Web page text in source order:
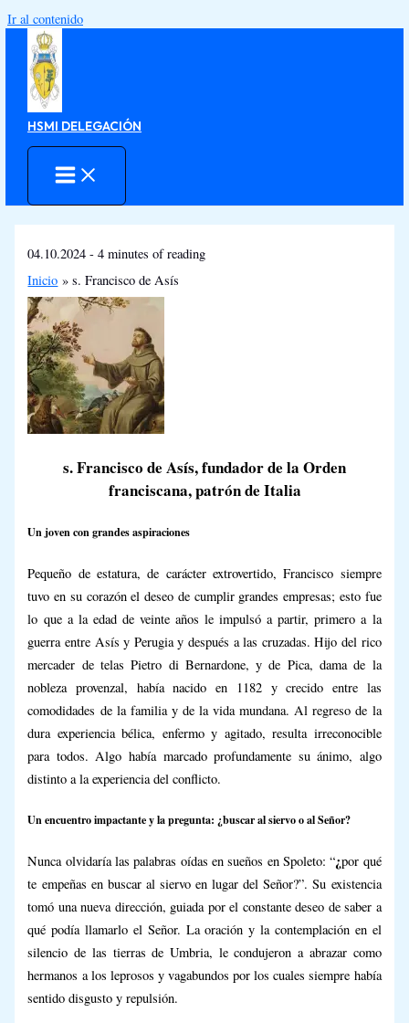
Ir al contenido
HSMI DELEGACIÓN
04.10.2024-4 minutes of reading
Inicio
s. Francisco de Asís
s. Francisco de Asís, fundador de la Orden
franciscana, patrón de Italia
Un joven con grandes aspiraciones
Pequeño de estatura, de carácter extrovertido, Francisco siempre
tuvo en su corazón el deseo de cumplir grandes empresas; esto fue
lo que a la edad de veinte años le impulsó a partir, primero a la
guerra entre Asís y Perugia y después a las cruzadas. Hijo del rico
mercader de telas Pietro di Bernardone, y de Pica, dama de la
nobleza provenzal, había nacido en 1182 y crecido entre las
comodidades de la familia y de la vida mundana. Al regreso de la
dura experiencia bélica, enfermo y agitado, resulta irreconocible
para todos. Algo había marcado profundamente su ánimo, algo
distinto a la experiencia del conflicto.
Un encuentro impactante y la pregunta: ¿buscar al siervo o al Señor?
Nunca olvidaría las palabras oídas en sueños en Spoleto: “¿por qué
te empeñas en buscar al siervo en lugar del Señor?”. Su existencia
tomó una nueva dirección, guiada por el constante deseo de saber a
qué podía llamarlo el Señor. La oración y la contemplación en el
silencio de las tierras de Umbria, le condujeron a abrazar como
hermanos a los leprosos y vagabundos por los cuales siempre había
sentido disgusto y repulsión.